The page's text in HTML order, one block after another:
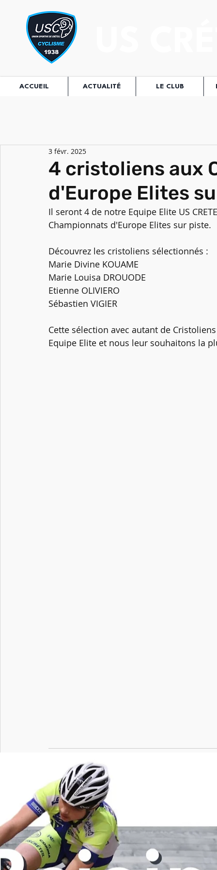
ACCUEIL ACTUALITÉ LE CLUB
4 cristoliens aux
d'Europe Elites
3 févr. 2025
Il seront 4 de notre Equipe Elite US
Championnats d'Europe Elites sur piste.
Découvrez les cristoliens sélectionnés :
Marie Divine KOUAME
Marie Louisa DROUODE
Etienne OLIVIERO
Sébastien VIGIER
Cette sélection avec autant de
Equipe Elite et nous leur souhaitons la
Posts récents